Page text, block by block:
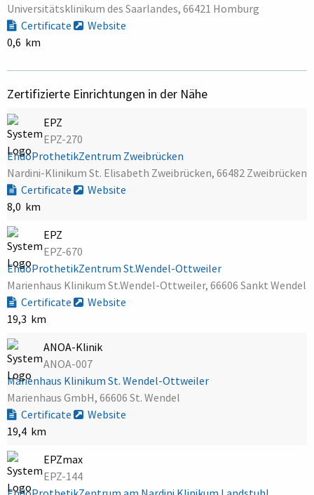
Universitätsklinikum des Saarlandes, 66421 Homburg
Certificate
Website
0,6 km
Zertifizierte Einrichtungen in der Nähe
EPZ
EPZ-270
EndoProthetikZentrum Zweibrücken
Nardini-Klinikum St. Elisabeth Zweibrücken, 66482 Zweibrücken
Certificate
Website
8,0 km
EPZ
EPZ-670
EndoProthetikZentrum St.Wendel-Ottweiler
Marienhaus Klinikum St.Wendel-Ottweiler, 66606 Sankt Wendel
Certificate
Website
19,3 km
ANOA-Klinik
ANOA-007
Marienhaus Klinikum St. Wendel-Ottweiler
Marienhaus GmbH, 66606 St. Wendel
Certificate
Website
19,4 km
EPZmax
EPZ-144